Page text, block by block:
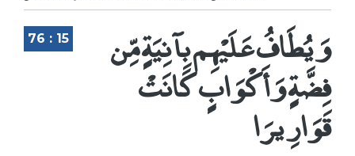
76 : 15 وَيُطَافُ عَلَيْهِم بِآنِيَةٍ مِّن
فِضَّةٍ وَأَكْوَابٍ كَانَتْ
قَوَارِيرَا